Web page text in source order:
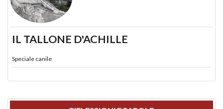
IL TALLONE D'ACHILLE
Speciale canile